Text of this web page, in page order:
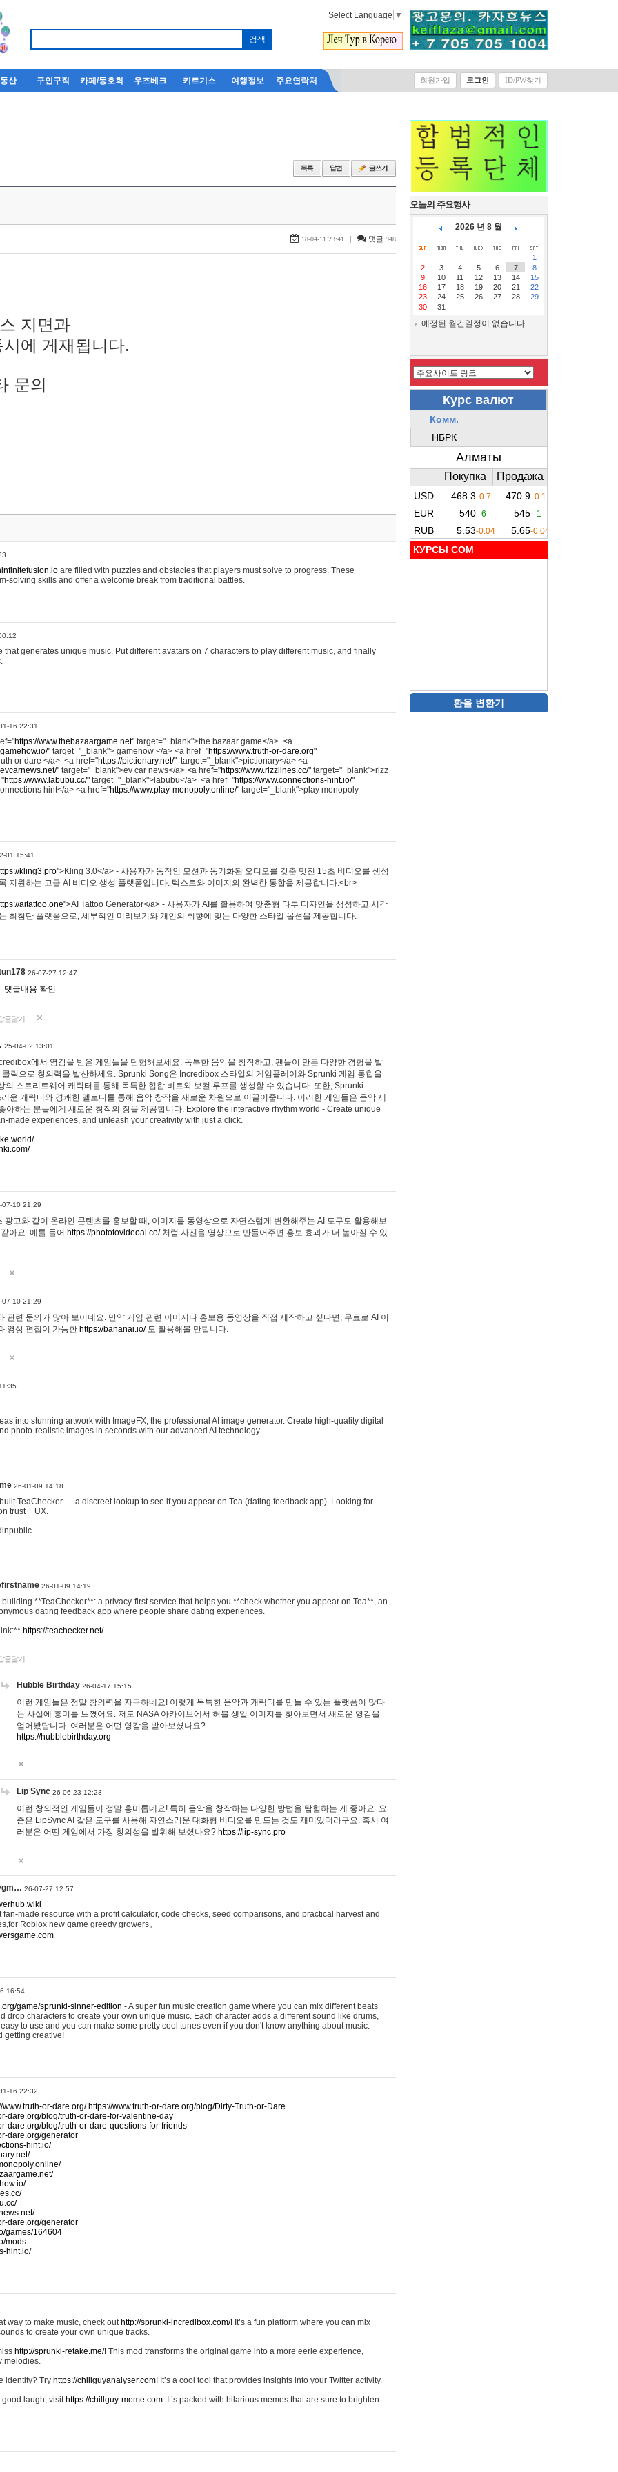
Select Language ▼
산 구인구직 카페/동호회 우즈베크 키르기스 여행정보 주요연락처 회원가입 로그인 ID/PW찾기
18-04-11 23:41 | 댓글 948
지면과
에 게재됩니다.
문의
are filled with puzzles and obstacles that players must solve to progress. These
solving skills and offer a welcome break from traditional battles.
that generates unique music. Put different avatars on 7 characters to play different music, and finally
16 22:31
https://www.thebazaargame.net" target="_blank">the bazaar game</a> <a
" target="_blank"> gamehow </a> <a href="https://www.truth-or-dare.org"
or dare </a> <a href="https://pictionary.net/" target="_blank">pictionary</a> <a
" target="_blank">ev car news</a> <a href="https://www.rizzlines.cc/" target="_blank">rizz
https://www.labubu.cc/" target="_blank">labubu</a> <a href="https://www.connections-hint.io/"
hint</a> <a href="https://www.play-monopoly.online/" target="_blank">play monopoly
01 15:41
kling3.pro">Kling 3.0</a> - 사용자가 동적인 모션과 동기화된 오디오를 갖춘 멋진 15초 비디오를 생성
지원하는 고급 AI 비디오 생성 플랫폼입니다. 텍스트와 이미지의 완벽한 통합을 제공합니다.<br>
aitattoo.one">AI Tattoo Generator</a> - 사용자가 AI를 활용하여 맞춤형 타투 디자인을 생성하고 시각
최첨단 플랫폼으로, 세부적인 미리보기와 개인의 취향에 맞는 다양한 스타일 옵션을 제공합니다.
26-07-27 12:47
댓글내용 확인
글달기
25-04-02 13:01
에서 영감을 받은 게임들을 탐험해보세요. 독특한 음악을 창작하고, 팬들이 만든 다양한 경험을 발
클릭으로 창의력을 발산하세요. Sprunki Song은 Incredibox 스타일의 게임플레이와 Sprunki 게임 통합을
의 스트리트웨어 캐릭터를 통해 독특한 힙합 비트와 보컬 루프를 생성할 수 있습니다. 또한, Sprunki
운 캐릭터와 경쾌한 멜로디를 통해 음악 창작을 새로운 차원으로 이끌어줍니다. 이러한 게임들은 음악 제
아하는 분들에게 새로운 창작의 장을 제공합니다. Explore the interactive rhythm world - Create unique
made experiences, and unleash your creativity with just a click.
07-10 21:29
광고와 같이 온라인 콘텐츠를 홍보할 때, 이미지를 동영상으로 자연스럽게 변환해주는 AI 도구도 활용해보
아요. 예를 들어 https://phototovideoai.co/처럼 사진을 영상으로 만들어주면 홍보 효과가 더 높아질 수 있
07-10 21:29
관련 문의가 많아 보이네요. 만약 게임 관련 이미지나 홍보용 동영상을 직접 제작하고 싶다면, 무료로 AI 이
영상 편집이 가능한 https://bananai.io/도 활용해볼 만합니다.
into stunning artwork with ImageFX, the professional AI image generator. Create high-quality digital
photo-realistic images in seconds with our advanced AI technology.
26-01-09 14:18
TeaChecker — a discreet lookup to see if you appear on Tea (dating feedback app). Looking for
trust + UX.
26-01-09 14:19
building **TeaChecker**: a privacy-first service that helps you **check whether you appear on Tea**, an
dating feedback app where people share dating experiences.
https://teachecker.net/
글달기
Hubble Birthday 26-04-17 15:15
이런 게임들은 정말 창의력을 자극하네요! 이렇게 독특한 음악과 캐릭터를 만들 수 있는 플랫폼이 많다
는 사실에 흥미를 느꼈어요. 저도 NASA 아카이브에서 허블 생일 이미지를 찾아보면서 새로운 영감을
얻어봤답니다. 여러분은 어떤 영감을 받아보셨나요?
https://hubblebirthday.org
Lip Sync 26-06-23 12:23
이런 창의적인 게임들이 정말 흥미롭네요! 특히 음악을 창작하는 다양한 방법을 탐험하는 게 좋아요. 요
즘은 LipSync AI 같은 도구를 사용해 자연스러운 대화형 비디오를 만드는 것도 재미있더라구요. 혹시 여
러분은 어떤 게임에서 가장 창의성을 발휘해 보셨나요? https://lip-sync.pro
26-07-27 12:57
made resource with a profit calculator, code checks, seed comparisons, and practical harvest and
Roblox new game greedy growers。
16:54
game/sprunki-sinner-edition - A super fun music creation game where you can mix different beats
drop characters to create your own unique music. Each character adds a different sound like drums,
to use and you can make some pretty cool tunes even if you don't know anything about music.
getting creative!
16 22:32
www.truth-or-dare.org/ https://www.truth-or-dare.org/blog/Dirty-Truth-or-Dare
dare.org/blog/truth-or-dare-for-valentine-day
dare.org/blog/truth-or-dare-questions-for-friends
dare.org/generator
hint.io/
dare.org/generator
games/164604
mods
hint.io/
way to make music, check out http://sprunki-incredibox.com/! It’s a fun platform where you can mix
to create your own unique tracks.
http://sprunki-retake.me/! This mod transforms the original game into a more eerie experience,
melodies.
identity? Try https://chillguyanalyser.com! It’s a cool tool that provides insights into your Twitter activity.
good laugh, visit https://chillguy-meme.com. It’s packed with hilarious memes that are sure to brighten
오늘의 주요행사
2026 년 8 월
1
2
3 4 5 6 7
8
9
10 11 12 13 14
15
16
17 18 19 20 21
22
23
24 25 26 27 28
29
30
31
예정된 월간일정이 없습니다.
КУРСЫ COM
환율 변환기